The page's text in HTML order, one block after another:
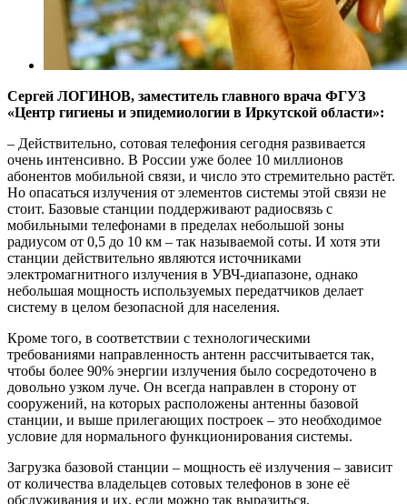
Сергей ЛОГИНОВ, заместитель главного врача ФГУЗ
«Центр гигиены и эпидемиологии в Иркутской области»:
– Действительно, сотовая телефония сегодня развивается
очень интенсивно. В России уже более 10 миллионов
абонентов мобильной связи, и число это стремительно растёт.
Но опасаться излучения от элементов системы этой связи не
стоит. Базовые станции поддерживают радиосвязь с
мобильными телефонами в пределах небольшой зоны
радиусом от 0,5 до 10 км – так называемой соты. И хотя эти
станции действительно являются источниками
электромагнитного излучения в УВЧ-диапазоне, однако
небольшая мощность используемых передатчиков делает
систему в целом безопасной для населения.
Кроме того, в соответствии с технологическими
требованиями направленность антенн рассчитывается так,
чтобы более 90% энергии излучения было сосредоточено в
довольно узком луче. Он всегда направлен в сторону от
сооружений, на которых расположены антенны базовой
станции, и выше прилегающих построек – это необходимое
условие для нормального функционирования системы.
Загрузка базовой станции – мощность её излучения – зависит
от количества владельцев сотовых телефонов в зоне её
обслуживания и их, если можно так выразиться,